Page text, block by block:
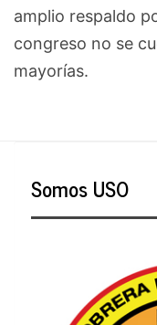
amplio respaldo
congreso no se
mayorías.
Somos USO